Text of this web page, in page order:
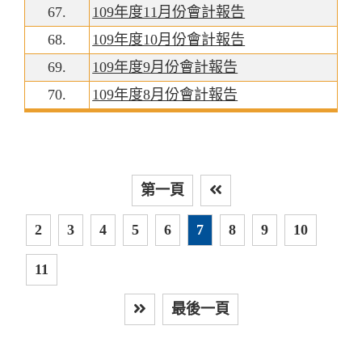
67.
109年度11月份會計報告
68.
109年度10月份會計報告
69.
109年度9月份會計報告
70.
109年度8月份會計報告
第一頁
2
3 4 5 6 7 8 9 10
11
最後一頁